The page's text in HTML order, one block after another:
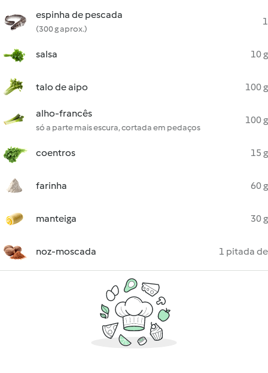
espinha de pescada
(300 g aprox.)
1
salsa 10 g
talo de aipo 100 g
alho-francês
só a parte mais escura, cortada em pedaços
100 g
coentros 15 g
farinha 60 g
manteiga 30 g
noz-moscada 1 pitada de